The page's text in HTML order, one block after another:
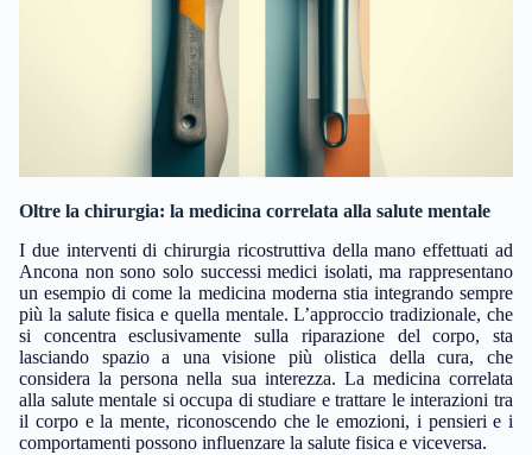
Oltre la chirurgia: la medicina correlata alla salute mentale
I due interventi di chirurgia ricostruttiva della mano effettuati ad
Ancona non sono solo successi medici isolati, ma rappresentano
un esempio di come la medicina moderna stia integrando sempre
più la salute fisica e quella mentale. L’approccio tradizionale, che
si concentra esclusivamente sulla riparazione del corpo, sta
lasciando spazio a una visione più olistica della cura, che
considera la persona nella sua interezza. La medicina correlata
alla salute mentale si occupa di studiare e trattare le interazioni tra
il corpo e la mente, riconoscendo che le emozioni, i pensieri e i
comportamenti possono influenzare la salute fisica e viceversa.